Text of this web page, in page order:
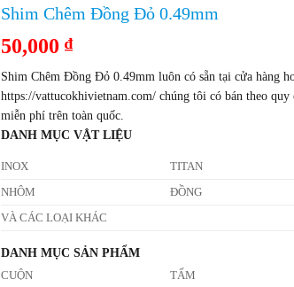
Shim Chêm Đồng Đỏ 0.49mm
50,000 ₫
Shim Chêm Đồng Đỏ 0.49mm luôn có sẵn tại cửa hàng
https://vattucokhivietnam.com/ chúng tôi có bán theo quy
miễn phí trên toàn quốc.
DANH MỤC VẬT LIỆU
INOX TITAN
NHÔM ĐỒNG
VÀ CÁC LOẠI KHÁC
DANH MỤC SẢN PHẨM
CUỘN TẤM